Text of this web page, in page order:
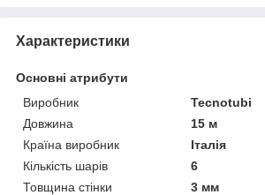
Характеристики
Основні атрибути
Виробник
Tecnotubi
Довжина
15 м
Країна виробник
Італія
Кількість шарів
6
Товщина стінки
3 мм